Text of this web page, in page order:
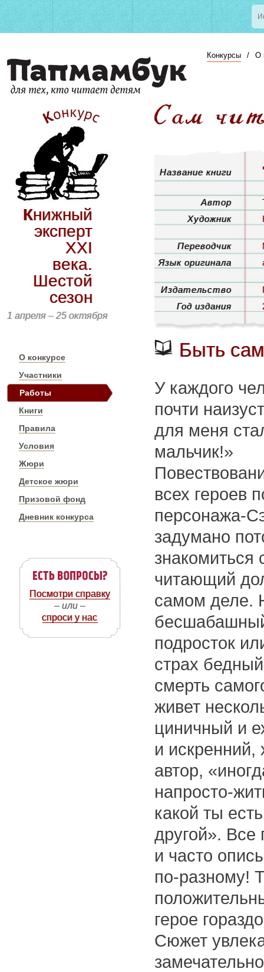
Конкурсы / О
Книжный
эксперт
XXI
века.
Шестой
сезон
1 апреля – 25 октября
О конкурсе
Участники
Работы
Книги
Правила
Условия
Жюри
Детское жюри
Призовой фонд
Дневник конкурса
Посмотри справку
– или –
спроси у нас
Название книги
Автор
Художник
Переводчик
Язык оригинала
Издательство
Год издания
Быть
У каждого
почти
для меня
мальчик!»
всех героев
персонажа-
задумано
знакомиться
читающий
самом деле.
подросток
страх
смерть
живет
циничный и
и искренний,
автор,
напросто-
какой ты
другой». Все
и часто
по-разному!
герое
Сюжет